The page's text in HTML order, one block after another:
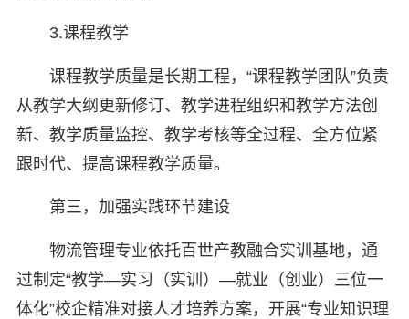
3.课程教学
课程教学质量是长期工程，“课程教学团队”负责
从教学大纲更新修订、教学进程组织和教学方法创
新、教学质量监控、教学考核等全过程、全方位紧
跟时代、提高课程教学质量。
第三，加强实践环节建设
物流管理专业依托百世产教融合实训基地，通
过制定“教学—实习（实训）—就业（创业）三位一
体化”校企精准对接人才培养方案，开展“专业知识理